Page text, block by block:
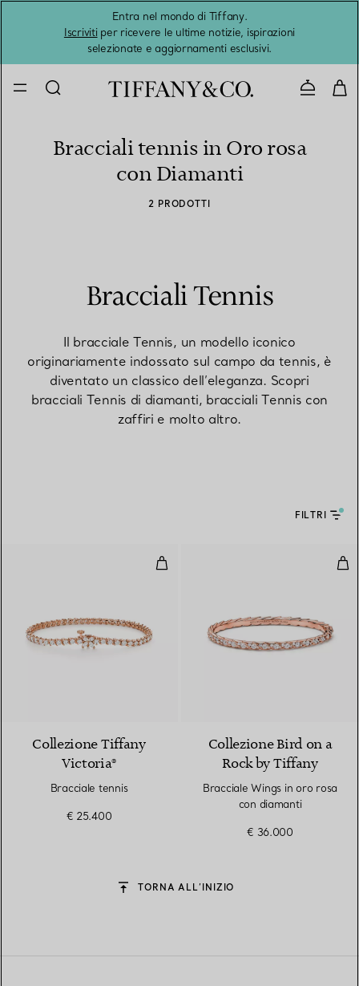
Entra nel mondo di Tiffany.
Iscrivitiper ricevere le ultime notizie, ispirazioni
selezionate e aggiornamenti esclusivi.
Bracciali tennis in Oro rosa
con Diamanti
2 PRODOTTI
Bracciali Tennis
Il bracciale Tennis, un modello iconico
originariamente indossato sul campo da tennis, è
diventato un classico dell’eleganza. Scopri
bracciali Tennis di diamanti, bracciali Tennis con
zaffiri e molto altro.
FILTRI
Bracciale tennis
Collezione Tiffany
Victoria®
Bracciale tennis
€ 25.400
Collezione Bird on a
Rock by Tiffany
Bracciale Wings in oro rosa
con diamanti
€ 36.000
TORNA ALL’INIZIO